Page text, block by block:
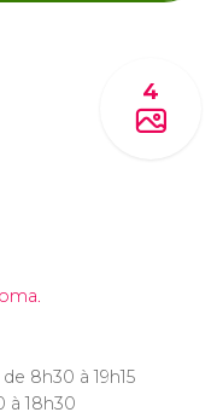
4
8h30 à 19h15
à 18h30